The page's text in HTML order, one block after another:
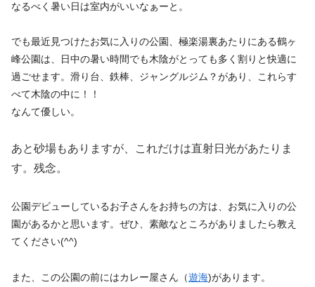
なるべく暑い日は室内がいいなぁーと。
でも最近見つけたお気に入りの公園、極楽湯裏あたりにある鶴ヶ
峰公園は、
日中の暑い時間でも木陰がとっても多く割りと快適に
過ごせます。滑り台、鉄棒、ジャングルジム？があり、これらす
べて木陰の中に！！
なんて優しい。
あと砂場もありますが、これだけは直射日光があたりま
す。残念。
公園デビューしているお子さんをお持ちの方は、 お気に入りの公
園があるかと思います。ぜひ、 素敵なところがありましたら教え
てください(^^)
また、この公園の前にはカレー屋さん（遊海)があります。